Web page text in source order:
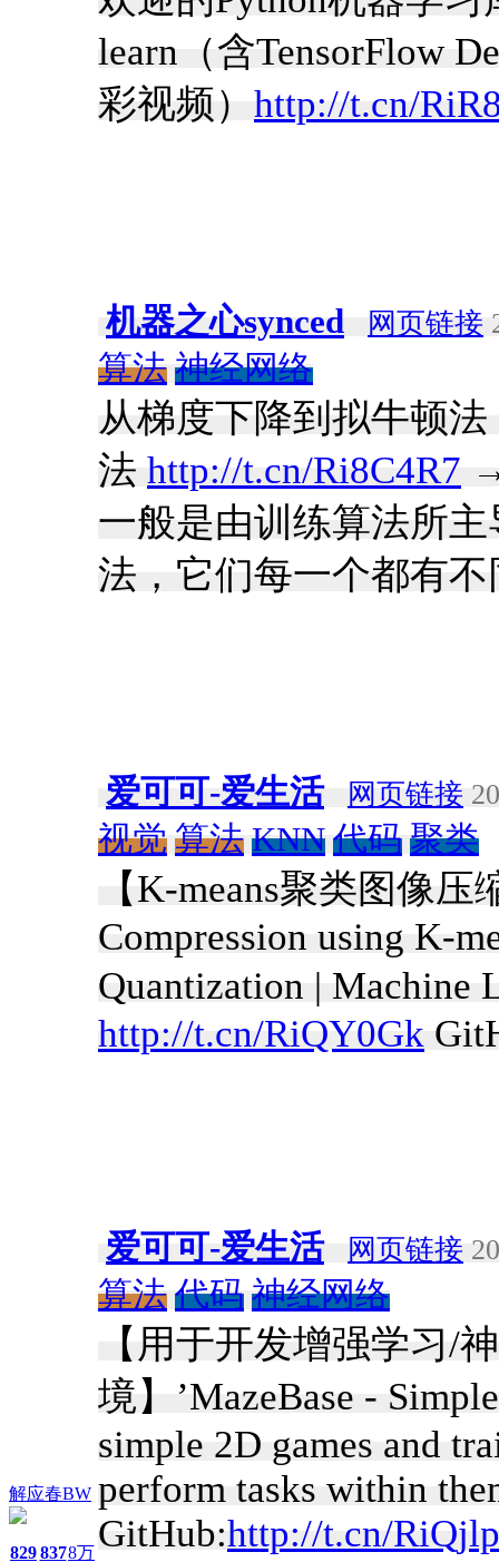
解应春BW
8298378万
learn（含TensorFlow
彩视频） http://t.cn/
机器之心synced 网页链接
算法 神经网络
从梯度下降到拟牛顿
法 http://t.cn/Ri8C4R7
一般是由训练算法所
法，它们每一个都有
爱可可-爱生活 网页链接
视觉 算法 KNN 代码 聚类
【K-means聚类图像
Compression using K-
Quantization | Machine
http://t.cn/RiQY0Gk
爱可可-爱生活 网页链接
算法 代码 神经网络
【用于开发增强学习/
境】’MazeBase -
simple 2D games and
perform tasks within
GitHub:http://t.cn/